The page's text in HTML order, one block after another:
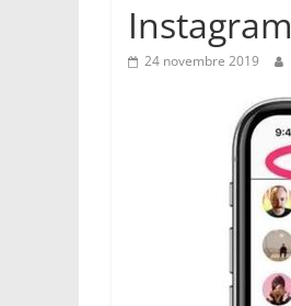
24 novembre 2019